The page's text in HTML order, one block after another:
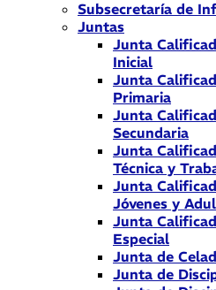
Subsecretaría de
Juntas
Junta
Inicial
Junta
Primaria
Junta
Secundaria
Junta
Técnica y
Junta
Jóvenes y
Junta
Especial
Junta de
Junta de